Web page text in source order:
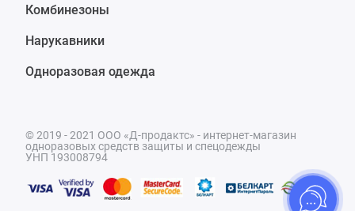
Комбинезоны
Нарукавники
Одноразовая одежда
© 2019 - 2021 ООО «Д-продактс» - интернет-магазин
одноразовых средств защиты и спецодежды
УНП 193008794